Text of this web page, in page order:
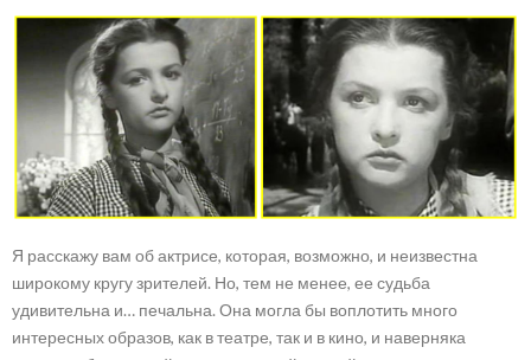
Я расскажу вам об актрисе, которая, возможно, и неизвестна
широкому кругу зрителей. Но, тем не менее, ее судьба
удивительна и… печальна. Она могла бы воплотить много
интересных образов, как в театре, так и в кино, и наверняка